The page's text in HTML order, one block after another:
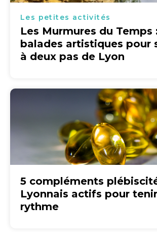
Les petites activités
Les Murmures du Temps
balades artistiques pour
à deux pas de Lyon
5 compléments
Lyonnais actifs pour
rythme